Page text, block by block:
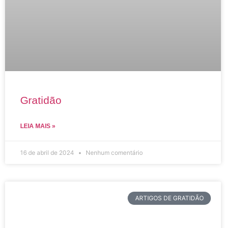
Gratidão
LEIA MAIS »
16 de abril de 2024 Nenhum comentário
ARTIGOS DE GRATIDÃO